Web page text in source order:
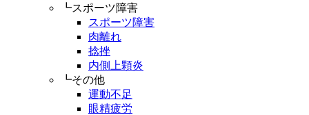
┗スポーツ障害
スポーツ障害
肉離れ
捻挫
内側上顆炎
┗その他
運動不足
眼精疲労